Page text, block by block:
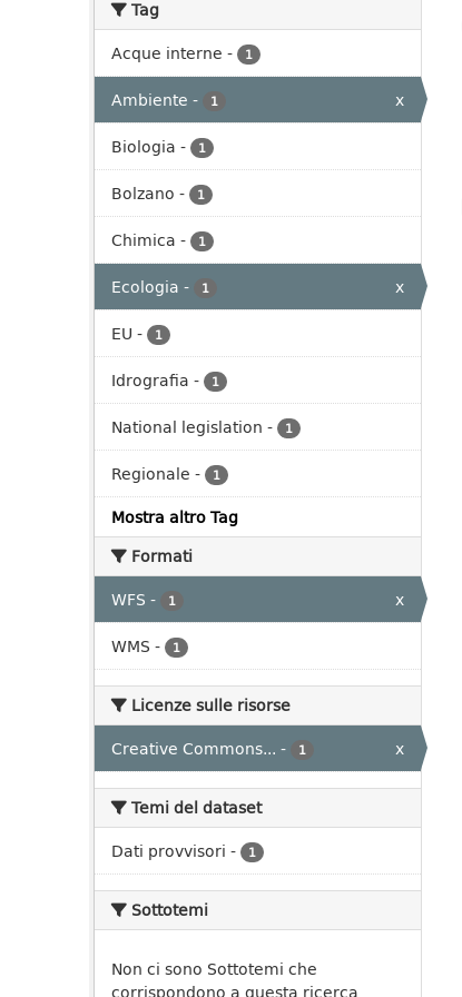
Tag
Acque interne - 1
Ambiente - 1
x
Biologia - 1
Bolzano - 1
Chimica - 1
Ecologia - 1
x
EU - 1
Idrografia - 1
National legislation - 1
Regionale - 1
Mostra altro Tag
Formati
WFS - 1
x
WMS - 1
Licenze sulle risorse
Creative Commons... - 1 x
Temi del dataset
Dati provvisori - 1
Sottotemi
Non ci sono Sottotemi che
corrispondono a questa ricerca